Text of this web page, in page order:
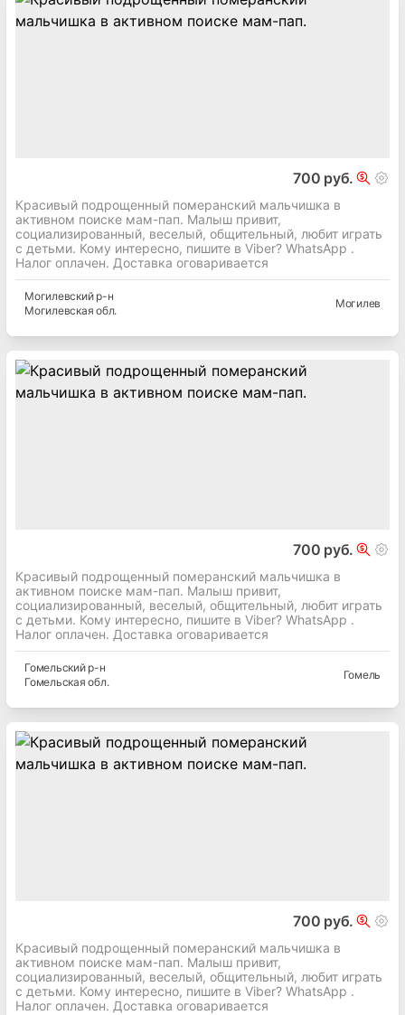
700 руб.
Красивый подрощенный померанский мальчишка в
активном поиске мам-пап. Малыш привит,
социализированный, веселый, общительный, любит играть
с детьми. Кому интересно, пишите в Viber? WhatsApp .
Налог оплачен. Доставка оговаривается
Могилевскийр-н
Могилевская обл.
Могилев
700 руб.
Красивый подрощенный померанский мальчишка в
активном поиске мам-пап. Малыш привит,
социализированный, веселый, общительный, любит играть
с детьми. Кому интересно, пишите в Viber? WhatsApp .
Налог оплачен. Доставка оговаривается
Гомельскийр-н
Гомельская обл.
Гомель
700 руб.
Красивый подрощенный померанский мальчишка в
активном поиске мам-пап. Малыш привит,
социализированный, веселый, общительный, любит играть
с детьми. Кому интересно, пишите в Viber? WhatsApp .
Налог оплачен. Доставка оговаривается